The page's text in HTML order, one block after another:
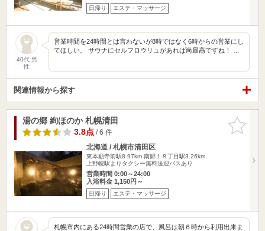
日帰り エステ・マッサージ
40代 男
性
営業時間を24時間とは言わないが8時ではなく6時からの営業にし
てほしい。 サウナにセルフロウリュがあれば尚最高ですね！ …
関連情報から探す
お気に入
りに追加
湯の郷 絢ほのか 札幌清田
3.8点/ 6 件
北海道 / 札幌市清田区
東本願寺前駅8.97km 南郷１８丁目駅3.26km
上野幌駅よりタクシー無料送迎バスあり
営業時間 0:00～24:00
入浴料金 1,150円～
日帰り エステ・マッサージ
札幌市内にある24時間営業の店で、風呂は朝６時から利用出来ま